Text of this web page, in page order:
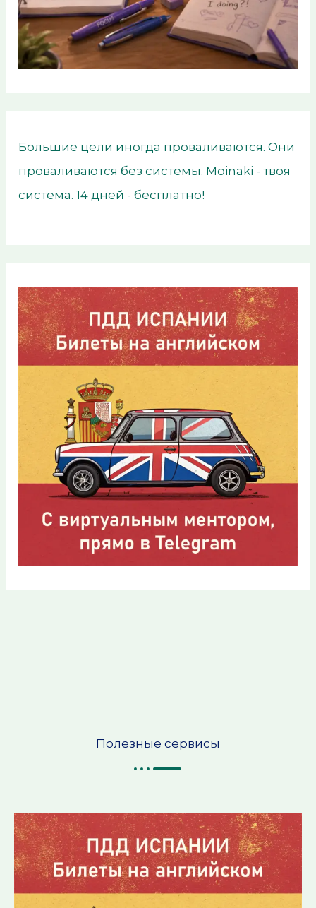
Большие цели иногда проваливаются. Они
проваливаются без системы. Moinaki - твоя
система. 14 дней - бесплатно!
Полезные сервисы